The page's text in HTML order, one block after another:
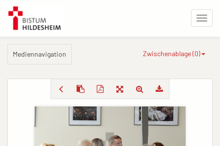
Mediennavigation Zwischenablage (0)